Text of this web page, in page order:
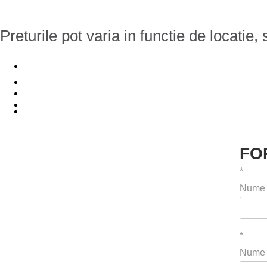
Preturile pot varia in functie de locatie,
*
*
Nume